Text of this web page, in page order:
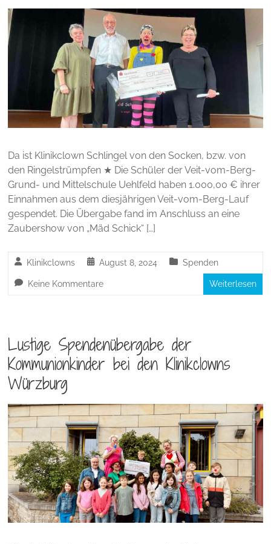
Da ist Klinikclown Schlingel von den Socken, bzw. von
den Ringelstrümpfen ★ Die Schüler der Veit-vom-Berg-
Grund- und Mittelschule Uehlfeld haben 1.000,00 € ihrer
Einnahmen aus dem diesjährigen Veit-vom-Berg-Lauf
gespendet. Die Übergabe fand im Anschluss an eine
Zaubershow von „Mäd Schick“ […]
Klinikclowns August 8, 2024 Spenden
Keine Kommentare Weiterlesen
Lustige Spendenübergabe der
Kommunionkinder bei den Klinikclowns
Würzburg